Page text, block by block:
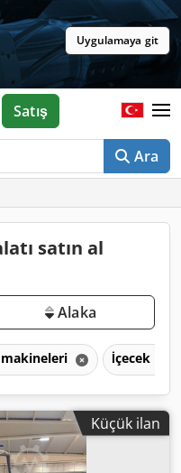
Uygulamaya git
Ara
Satış
satın al
Alaka
makineleri İçecek
Küçük ilan